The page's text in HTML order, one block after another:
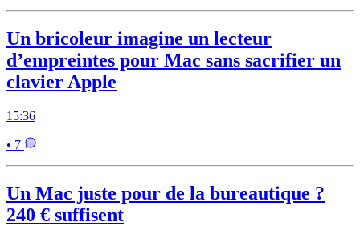
Un bricoleur imagine un lecteur
d’empreintes pour Mac sans sacrifier un
clavier Apple
15:36
• 7
Un Mac juste pour de la bureautique ?
240 € suffisent